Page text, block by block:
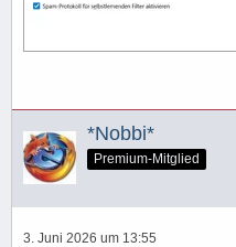
*Nobbi*
Premium-Mitglied
3. Juni 2026 um 13:55